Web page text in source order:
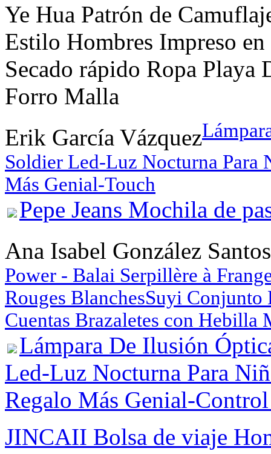
Ye Hua Patrón de
Estilo Hombres Impreso
Secado rápido Ropa Playa
Forro Malla
Erik García Vázquez
Soldier Led-Luz Nocturna Para
Más Genial-Touch
Pepe Jeans Mochila de
Ana Isabel González Santos
Power - Balai Serpillère à
Rouges BlanchesSuyi Conjunto
Cuentas Brazaletes con Hebilla
Lámpara De Ilusión
Led-Luz Nocturna Para
Regalo Más Genial-
JINCAII Bolsa de viaje